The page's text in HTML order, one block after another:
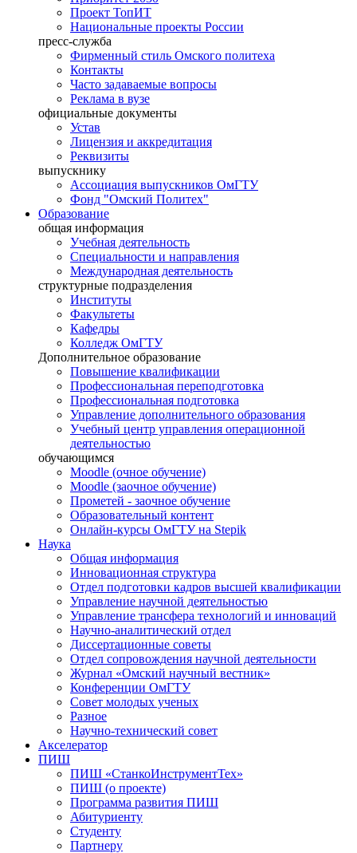
Проект ТопИТ
Национальные проекты России
пресс-служба
Фирменный стиль Омского политеха
Контакты
Часто задаваемые вопросы
Реклама в вузе
официальные документы
Устав
Лицензия и аккредитация
Реквизиты
выпускнику
Ассоциация выпускников ОмГТУ
Фонд "Омский Политех"
Образование
общая информация
Учебная деятельность
Специальности и направления
Международная деятельность
структурные подразделения
Институты
Факультеты
Кафедры
Колледж ОмГТУ
Дополнительное образование
Повышение квалификации
Профессиональная переподготовка
Профессиональная подготовка
Управление дополнительного образования
Учебный центр управления операционной
деятельностью
обучающимся
Moodle (очное обучение)
Moodle (заочное обучение)
Прометей - заочное обучение
Образовательный контент
Онлайн-курсы ОмГТУ на Stepik
Наука
Общая информация
Инновационная структура
Отдел подготовки кадров высшей квалификации
Управление научной деятельностью
Управление трансфера технологий и инноваций
Научно-аналитический отдел
Диссертационные советы
Отдел сопровождения научной деятельности
Журнал «Омский научный вестник»
Конференции ОмГТУ
Совет молодых ученых
Разное
Научно-технический совет
Акселератор
ПИШ
ПИШ «СтанкоИнструментТех»
ПИШ (о проекте)
Программа развития ПИШ
Абитуриенту
Студенту
Партнеру